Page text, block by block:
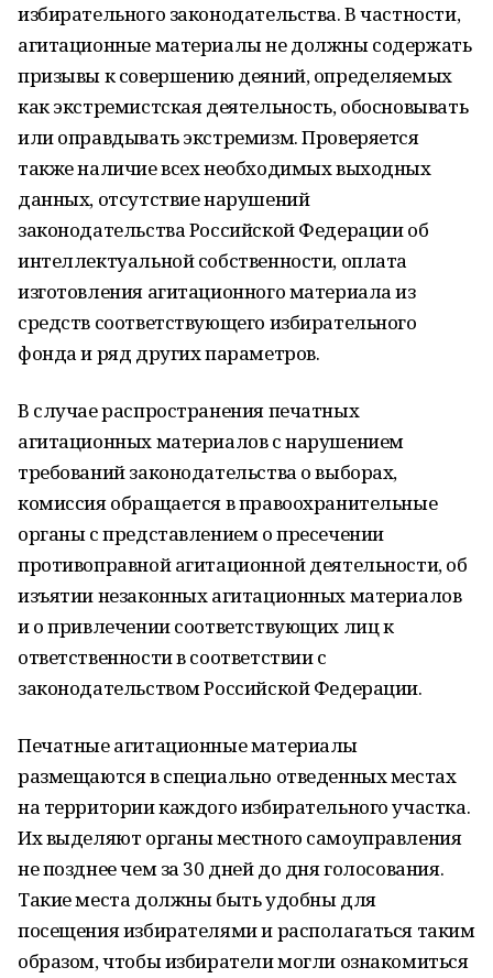
избирательного законодательства. В частности,
агитационные материалы не должны содержать
призывы к совершению деяний, определяемых
как экстремистская деятельность, обосновывать
или оправдывать экстремизм. Проверяется
также наличие всех необходимых выходных
данных, отсутствие нарушений
законодательства Российской Федерации об
интеллектуальной собственности, оплата
изготовления агитационного материала из
средств соответствующего избирательного
фонда и ряд других параметров.
В случае распространения печатных
агитационных материалов с нарушением
требований законодательства о выборах,
комиссия обращается в правоохранительные
органы с представлением о пресечении
противоправной агитационной деятельности, об
изъятии незаконных агитационных материалов
и о привлечении соответствующих лиц к
ответственности в соответствии с
законодательством Российской Федерации.
Печатные агитационные материалы
размещаются в специально отведенных местах
на территории каждого избирательного участка.
Их выделяют органы местного самоуправления
не позднее чем за 30 дней до дня голосования.
Такие места должны быть удобны для
посещения избирателями и располагаться таким
образом, чтобы избиратели могли ознакомиться